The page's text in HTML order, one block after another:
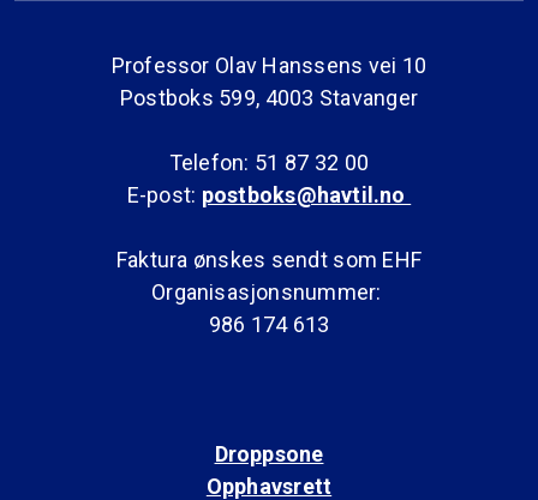
Professor Olav Hanssens vei 10
Postboks 599, 4003 Stavanger
Telefon: 51 87 32 00
E-post: postboks@havtil.no
Faktura ønskes sendt som EHF
Organisasjonsnummer:
986 174 613
Droppsone
Opphavsrett